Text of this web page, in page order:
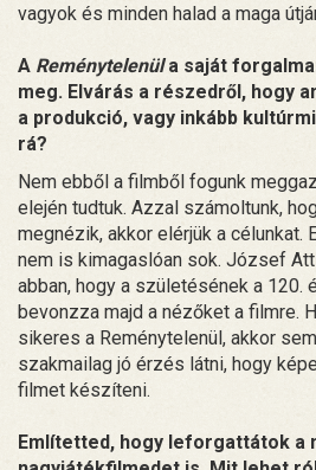
vagyok és minden halad a maga
A Reménytelenüla saját
meg. Elvárás a részedről, hogy
a produkció, vagy inkább
rá?
Nem ebből a filmből fogunk
elején tudtuk. Azzal számoltunk,
megnézik, akkor elérjük a célunkat.
nem is kimagaslóan sok. József
abban, hogy a születésének a 120.
bevonzza majd a nézőket a filmre.
sikeres a Reménytelenül, akkor
szakmailag jó érzés látni, hogy
filmet készíteni.
Említetted, hogy leforgattátok a